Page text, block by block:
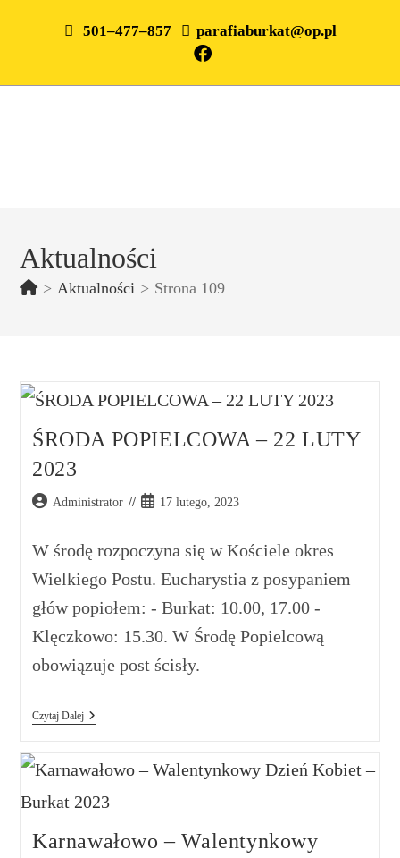
501–477–857 parafiaburkat@op.pl
Aktualności
> Aktualności > Strona 109
ŚRODA POPIELCOWA – 22 LUTY
2023
Administrator 17 lutego, 2023
W środę rozpoczyna się w Kościele okres
Wielkiego Postu. Eucharystia z posypaniem
głów popiołem: - Burkat: 10.00, 17.00 -
Klęczkowo: 15.30. W Środę Popielcową
obowiązuje post ścisły.
Czytaj Dalej
Karnawałowo – Walentynkowy